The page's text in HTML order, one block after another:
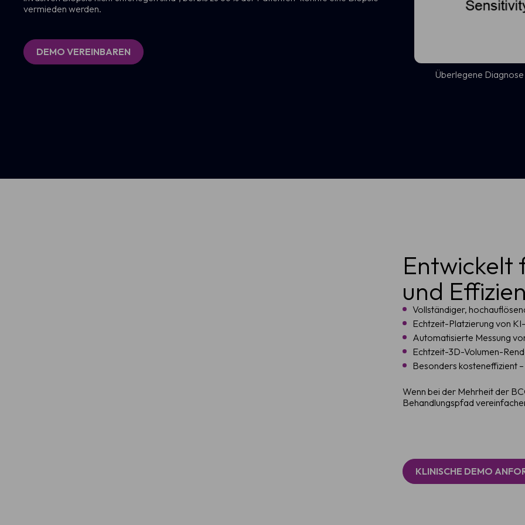
vermieden werden.
DEMO VEREINBAREN
Überlegene
Entwickelt
und
Vollständiger,
Echtzeit-Platzierung von
Automatisierte Messung
Echtzeit-3D-Volumen-
Besonders kosteneffizient
Wenn bei der Mehrheit der
Behandlungspfad
KLINISCHE DEMO